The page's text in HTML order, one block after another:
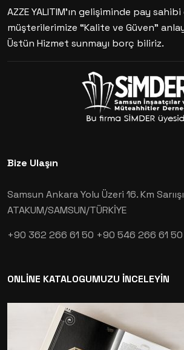
AZZE YALITIM’ın gelişiminde pay
müşterilerimize “Kalite ve Güven”
Üstün Hizmet sunmayı borç biliriz.
Bize Ulaşın
Samsun Ankara Yolu Üzeri 16. Km
ATAKUM/SAMSUN/TÜRKİYE
+90 362 266 61 50 +90 546 266 61 50
ONLİNE KATALOGUMUZU İNCELEYİN